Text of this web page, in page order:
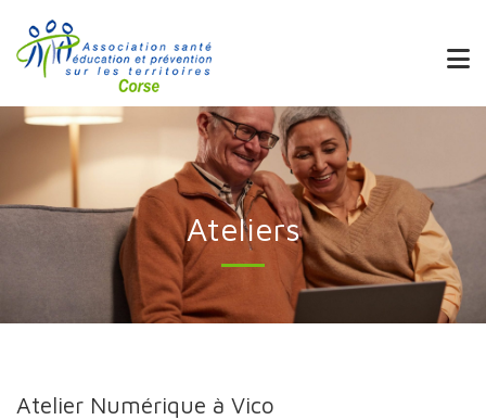
Ateliers
Atelier Numérique à Vico